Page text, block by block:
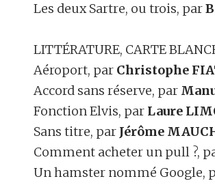
Les deux Sartre, ou trois, par
LITTÉRATURE, CARTE
Aéroport, par Christophe
Accord sans réserve, par
Fonction Elvis, par Laure
Sans titre, par Jérôme
Comment acheter un pull ?,
Un hamster nommé Google,